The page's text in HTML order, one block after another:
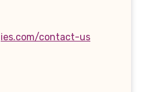
contact-us